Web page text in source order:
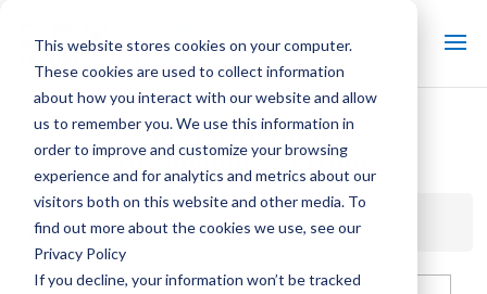
This website stores cookies on your computer.
These cookies are used to collect information
about how you interact with our website and allow
us to remember you. We use this information in
order to improve and customize your browsing
experience and for analytics and metrics about our
visitors both on this website and other media. To
find out more about the cookies we use, see our
Privacy Policy
If you decline, your information won’t be tracked
Checkliste für die
Rückholungswartung
Startseite / Bibliothek /Checkliste für die
Rückholungswartung